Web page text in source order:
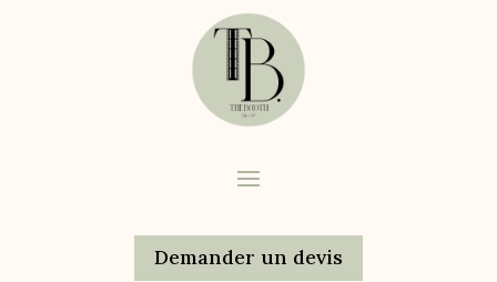
Demander un devis